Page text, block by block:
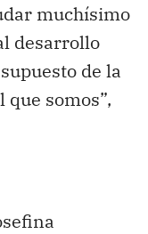
muchísimo
desarrollo
de la
somos”,